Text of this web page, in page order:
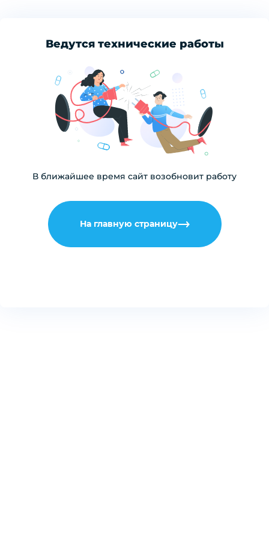
Ведутся технические работы
В ближайшее время сайт возобновит работу
На главную страницу